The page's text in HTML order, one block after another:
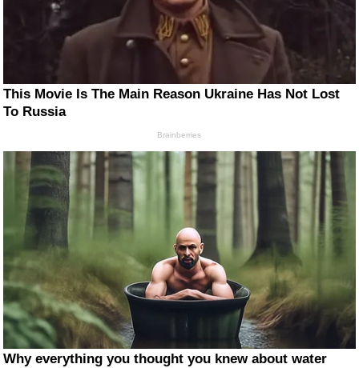
This Movie Is The Main Reason Ukraine Has Not Lost
To Russia
Brainberries
Why everything you thought you knew about water